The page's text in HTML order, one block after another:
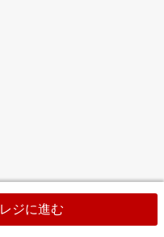
レジに進む